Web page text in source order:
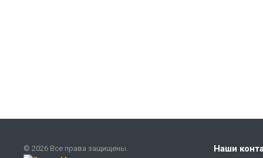
© 2026 Все права защищены. Наши